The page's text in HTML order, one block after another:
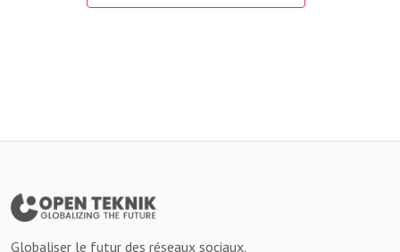
Globaliser le futur des réseaux sociaux.